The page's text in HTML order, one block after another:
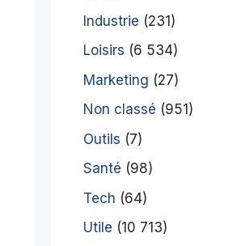
Industrie (231)
Loisirs (6 534)
Marketing (27)
Non classé (951)
Outils (7)
Santé (98)
Tech (64)
Utile (10 713)